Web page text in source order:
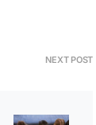
NEXT POST